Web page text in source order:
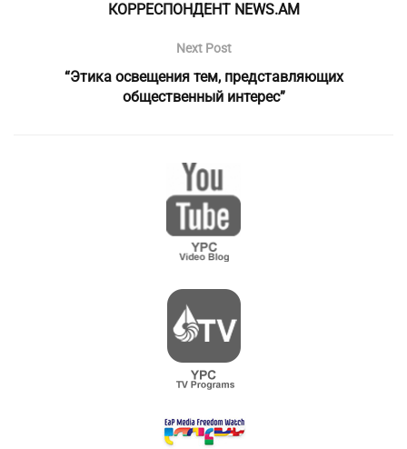
КОРРЕСПОНДЕНТ NEWS.AM
Next Post
“Этика освещения тем, представляющих
общественный интерес”